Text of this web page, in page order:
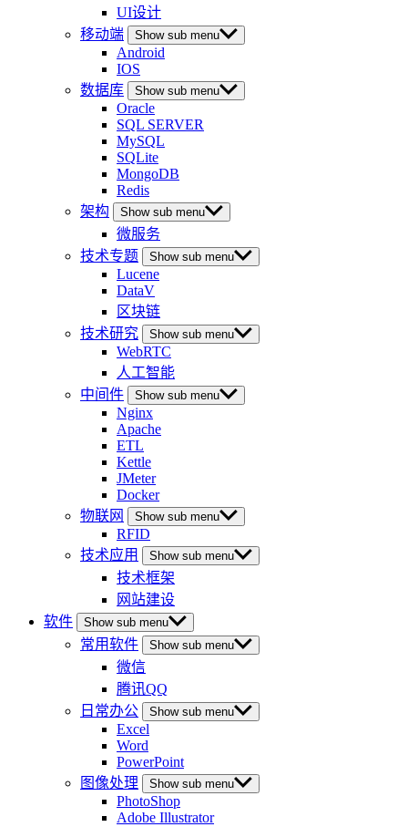
UI设计
移动端
Show sub menu
Android
IOS
数据库
Show sub menu
Oracle
SQL SERVER
MySQL
SQLite
MongoDB
Redis
架构
Show sub menu
微服务
技术专题
Show sub menu
Lucene
DataV
区块链
技术研究
Show sub menu
WebRTC
人工智能
中间件
Show sub menu
Nginx
Apache
ETL
Kettle
JMeter
Docker
物联网
Show sub menu
RFID
技术应用
Show sub menu
技术框架
网站建设
软件
Show sub menu
常用软件 Show sub menu
微信
腾讯QQ
日常办公
Show sub menu
Excel
Word
PowerPoint
图像处理
Show sub menu
PhotoShop
Adobe Illustrator